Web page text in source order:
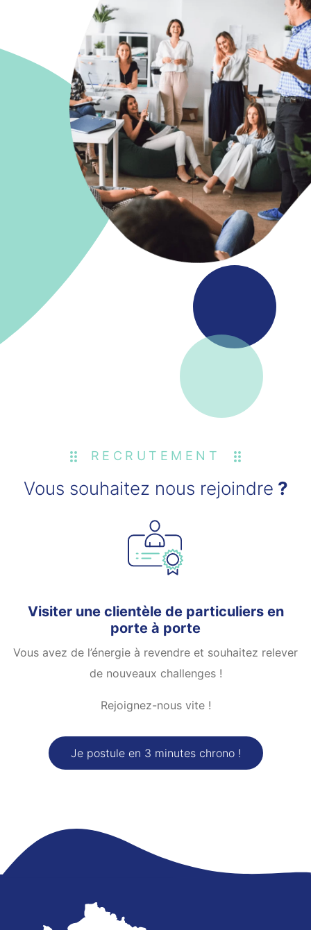
RECRUTEMENT
Vous souhaitez nous rejoindre ?
Visiter une clientèle de particuliers en
porte à porte
Vous avez de l’énergie à revendre et souhaitez relever
de nouveaux challenges !
Rejoignez-nous vite !
Je postule en 3 minutes chrono !